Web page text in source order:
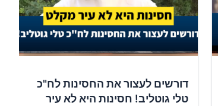
דורשים לעצור את החסינות לח"כ
טלי גוטליב! חסינות היא לא עיר